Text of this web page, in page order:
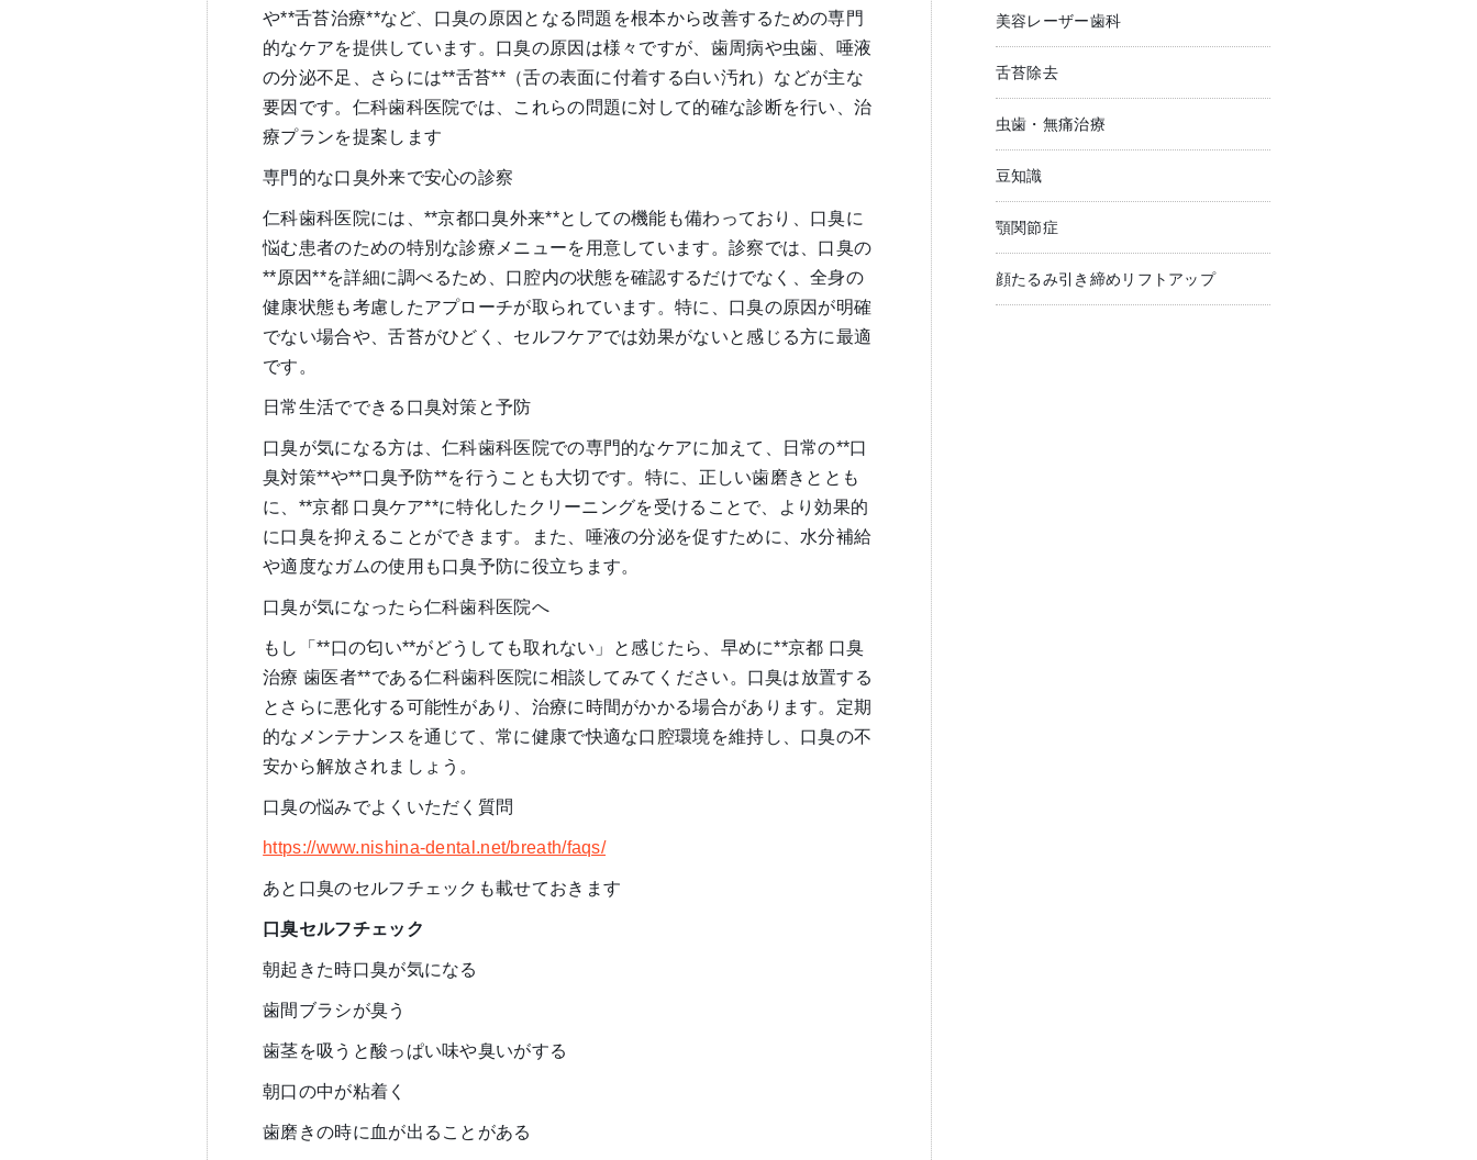
や**舌苔治療**など、口臭の原因となる問題を根本から改善するための専門
的なケアを提供しています。口臭の原因は様々ですが、歯周病や虫歯、唾液
の分泌不足、さらには**舌苔**（舌の表面に付着する白い汚れ）などが主な
要因です。仁科歯科医院では、これらの問題に対して的確な診断を行い、治
療プランを提案します
専門的な口臭外来で安心の診察
仁科歯科医院には、**京都口臭外来**としての機能も備わっており、口臭に
悩む患者のための特別な診療メニューを用意しています。診察では、口臭の
**原因**を詳細に調べるため、口腔内の状態を確認するだけでなく、全身の
健康状態も考慮したアプローチが取られています。特に、口臭の原因が明確
でない場合や、舌苔がひどく、セルフケアでは効果がないと感じる方に最適
です。
日常生活でできる口臭対策と予防
口臭が気になる方は、仁科歯科医院での専門的なケアに加えて、日常の**口
臭対策**や**口臭予防**を行うことも大切です。特に、正しい歯磨きととも
に、**京都 口臭ケア**に特化したクリーニングを受けることで、より効果的
に口臭を抑えることができます。また、唾液の分泌を促すために、水分補給
や適度なガムの使用も口臭予防に役立ちます。
口臭が気になったら仁科歯科医院へ
もし「**口の匂い**がどうしても取れない」と感じたら、早めに**京都 口臭
治療 歯医者**である仁科歯科医院に相談してみてください。口臭は放置する
とさらに悪化する可能性があり、治療に時間がかかる場合があります。定期
的なメンテナンスを通じて、常に健康で快適な口腔環境を維持し、口臭の不
安から解放されましょう。
口臭の悩みでよくいただく質問
https://www.nishina-dental.net/breath/faqs/
あと口臭のセルフチェックも載せておきます
口臭セルフチェック
朝起きた時口臭が気になる
歯間ブラシが臭う
歯茎を吸うと酸っぱい味や臭いがする
朝口の中が粘着く
歯磨きの時に血が出ることがある
美容レーザー歯科
舌苔除去
虫歯・無痛治療
豆知識
顎関節症
顔たるみ引き締めリフトアップ